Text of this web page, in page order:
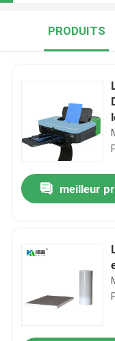
PRODUITS
meilleur